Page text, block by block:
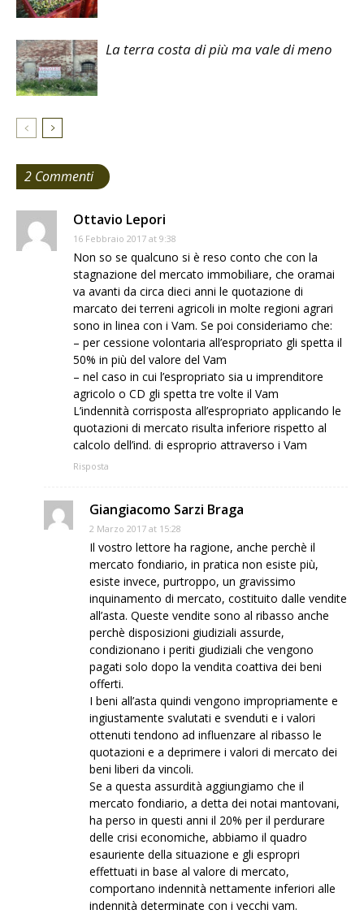
La terra costa di più ma vale di meno
2 Commenti
Ottavio Lepori
16 Febbraio 2017 at 9:38
Non so se qualcuno si è reso conto che con la
stagnazione del mercato immobiliare, che oramai
va avanti da circa dieci anni le quotazione di
marcato dei terreni agricoli in molte regioni agrari
sono in linea con i Vam. Se poi consideriamo che:
– per cessione volontaria all’espropriato gli spetta il
50% in più del valore del Vam
– nel caso in cui l’espropriato sia u imprenditore
agricolo o CD gli spetta tre volte il Vam
L’indennità corrisposta all’espropriato applicando le
quotazioni di mercato risulta inferiore rispetto al
calcolo dell’ind. di esproprio attraverso i Vam
Risposta
Giangiacomo Sarzi Braga
2 Marzo 2017 at 15:28
Il vostro lettore ha ragione, anche perchè il
mercato fondiario, in pratica non esiste più,
esiste invece, purtroppo, un gravissimo
inquinamento di mercato, costituito dalle vendite
all’asta. Queste vendite sono al ribasso anche
perchè disposizioni giudiziali assurde,
condizionano i periti giudiziali che vengono
pagati solo dopo la vendita coattiva dei beni
offerti.
I beni all’asta quindi vengono impropriamente e
ingiustamente svalutati e svenduti e i valori
ottenuti tendono ad influenzare al ribasso le
quotazioni e a deprimere i valori di mercato dei
beni liberi da vincoli.
Se a questa assurdità aggiungiamo che il
mercato fondiario, a detta dei notai mantovani,
ha perso in questi anni il 20% per il perdurare
delle crisi economiche, abbiamo il quadro
esauriente della situazione e gli espropri
effettuati in base al valore di mercato,
comportano indennità nettamente inferiori alle
indennità determinate con i vecchi vam.